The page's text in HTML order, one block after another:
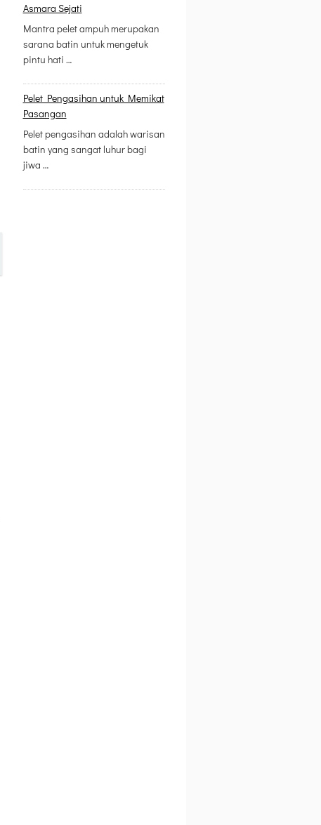
Asmara Sejati
Mantra pelet ampuh merupakan
sarana batin untuk mengetuk
pintu hati …
Pelet Pengasihan untuk Memikat
Pasangan
Pelet pengasihan adalah warisan
batin yang sangat luhur bagi
jiwa …